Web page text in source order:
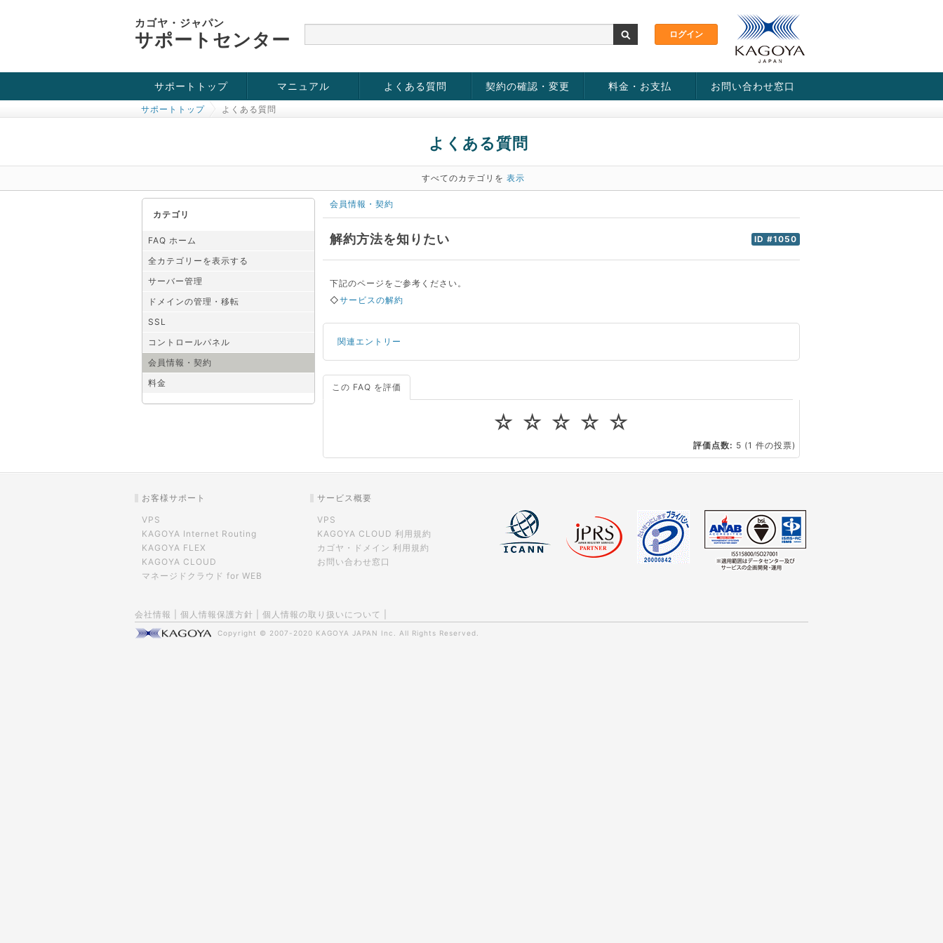
カゴヤ・ジャパン
サポートセンター
サポートトップ
お役立ち情報
チュートリアル
障害・メンテナンス情報
マニュアル よくある質問 契約の確認・変更 料金・お支払 お問い合わせ窓口
サポートトップ よくある質問
よくある質問
すべてのカテゴリを 表示
カテゴリ
FAQ ホーム
全カテゴリーを表示する
サーバー管理
ドメインの管理・移転
SSL
コントロールパネル
会員情報・契約
料金
会員情報・契約
ID #1050
解約方法を知りたい
下記のページをご参考ください。
◇サービスの解約
関連エントリー
サーバーが重いので調査してほしい
CPUやメモリをアップグレードしたい
この FAQ を評価
☆
☆
☆
☆
☆
評価点数: 5 (1 件の投票)
お客様サポート
VPS
KAGOYA Internet Routing
KAGOYA FLEX
KAGOYA CLOUD
マネージドクラウド for WEB
サービス概要
VPS
KAGOYA CLOUD 利用規約
カゴヤ・ドメイン 利用規約
お問い合わせ窓口
会社情報 個人情報保護方針 個人情報の取り扱いについて
Copyright © 2007-2020 KAGOYA JAPAN Inc. All Rights Reserved.